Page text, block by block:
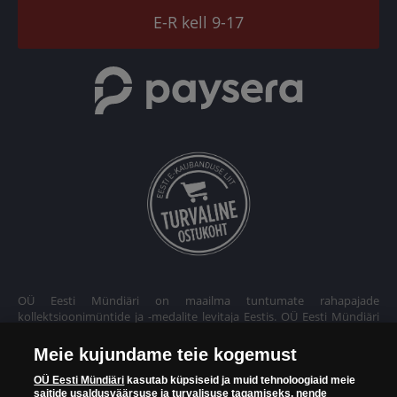
E-R kell 9-17
OÜ Eesti Mündiäri on maailma tuntumate rahapajade
kollektsioonimüntide ja -medalite levitaja Eestis. OÜ Eesti Mündiäri
Euroopa ühel suuremal mündilevitajate grupil "Samlerhuset
Group" on allüksused 14 Euroopa riigis. Ettevõtete grupile kuulub
Meie kujundame teie kogemust
OÜ Eesti Mündiäri kasutab küpsiseid ja muid tehnoloogiaid meie
saitide usaldusväärsuse ja turvalisuse tagamiseks, nende